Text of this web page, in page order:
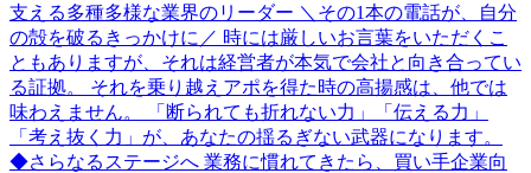
支える多種多様な業界のリーダー ＼その1本の電話が、自分
の殻を破るきっかけに／ 時には厳しいお言葉をいただくこ
ともありますが、それは経営者が本気で会社と向き合ってい
る証拠。 それを乗り越えアポを得た時の高揚感は、他では
味わえません。 「断られても折れない力」「伝える力」
「考え抜く力」が、あなたの揺るぎない武器になります。
◆さらなるステージへ 業務に慣れてきたら、買い手企業向